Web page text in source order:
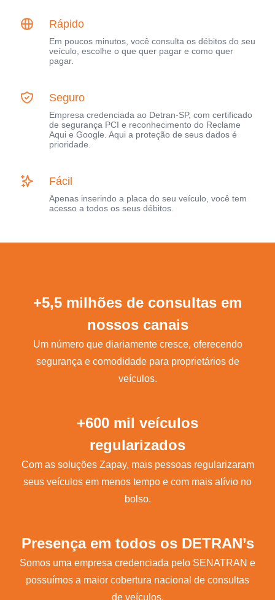
Rápido
Em poucos minutos, você consulta os débitos do seu
veículo, escolhe o que quer pagar e como quer
pagar.
Seguro
Empresa credenciada ao Detran-SP, com certificado
de segurança PCI e reconhecimento do Reclame
Aqui e Google. Aqui a proteção de seus dados é
prioridade.
Fácil
Apenas inserindo a placa do seu veículo, você tem
acesso a todos os seus débitos.
+5,5 milhões de consultas em
nossos canais
Um número que diariamente cresce, oferecendo
segurança e comodidade para proprietários de
veículos.
+600 mil veículos
regularizados
Com as soluções Zapay, mais pessoas regularizaram
seus veículos em menos tempo e com mais alívio no
bolso.
Presença em todos os DETRAN’s
Somos uma empresa credenciada pelo SENATRAN e
possuímos a maior cobertura nacional de consultas
de veículos.